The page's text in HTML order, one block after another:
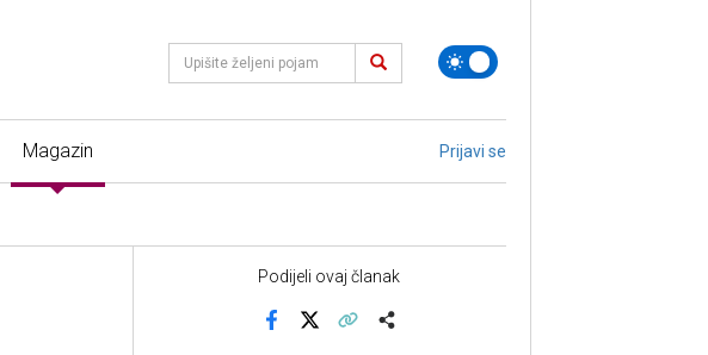
Magazin Prijavi se
Podijeli ovaj članak